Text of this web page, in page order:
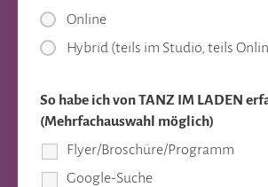
Online
Hybrid (teils im Studio, teils
So habe ich von TANZ IM LADEN
(Mehrfachauswahl möglich)
Flyer/Broschüre/Programm
Google-Suche